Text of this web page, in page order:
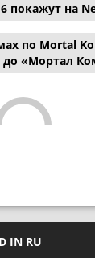
покажут на
по Mortal
«Мортал
IN RU